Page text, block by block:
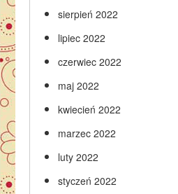
sierpień 2022
lipiec 2022
czerwiec 2022
maj 2022
kwiecień 2022
marzec 2022
luty 2022
styczeń 2022